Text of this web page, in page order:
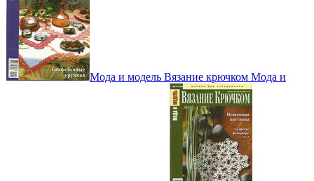
Мода и модель Вязание крючком Мода и